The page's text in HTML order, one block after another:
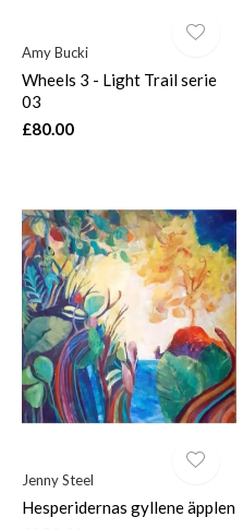
Amy Bucki
Wheels 3 - Light Trail serie
03
£80.00
Jenny Steel
Hesperidernas gyllene äpplen